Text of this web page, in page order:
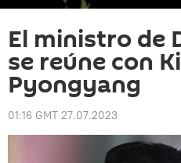
El ministro de
se reúne con
Pyongyang
01:16 GMT 27.07.2023